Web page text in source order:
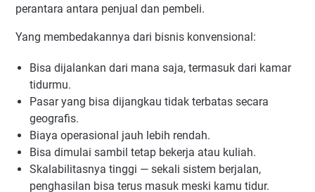
Apakah perlu website untuk memulai bisnis online?
Kesimpulan — Mulailah Hari Ini, Bukan Besok
perantara antara penjual dan pembeli.
Yang membedakannya dari bisnis konvensional:
Bisa dijalankan dari mana saja, termasuk dari kamar
tidurmu.
Pasar yang bisa dijangkau tidak terbatas secara
geografis.
Biaya operasional jauh lebih rendah.
Bisa dimulai sambil tetap bekerja atau kuliah.
Skalabilitasnya tinggi — sekali sistem berjalan,
penghasilan bisa terus masuk meski kamu tidur.